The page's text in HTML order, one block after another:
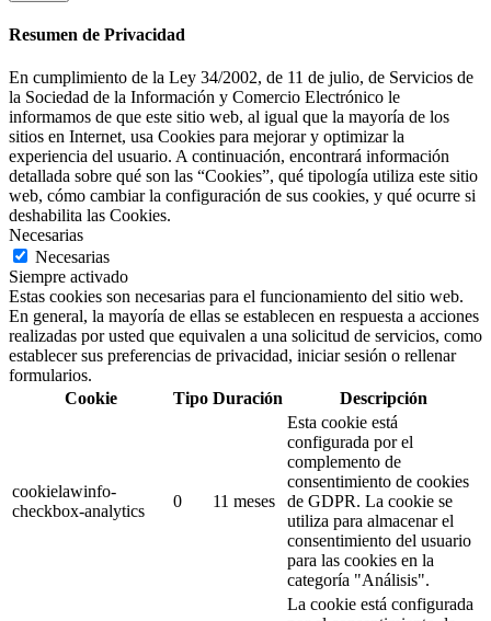
Resumen de Privacidad
En cumplimiento de la Ley 34/2002, de 11 de julio, de Servicios de
la Sociedad de la Información y Comercio Electrónico le
informamos de que este sitio web, al igual que la mayoría de los
sitios en Internet, usa Cookies para mejorar y optimizar la
experiencia del usuario. A continuación, encontrará información
detallada sobre qué son las “Cookies”, qué tipología utiliza este sitio
web, cómo cambiar la configuración de sus cookies, y qué ocurre si
deshabilita las Cookies.
Necesarias
Necesarias
Siempre activado
Estas cookies son necesarias para el funcionamiento del sitio web.
En general, la mayoría de ellas se establecen en respuesta a acciones
realizadas por usted que equivalen a una solicitud de servicios, como
establecer sus preferencias de privacidad, iniciar sesión o rellenar
formularios.
Cookie
Tipo Duración Descripción
cookielawinfo-
checkbox-analytics
0 11 meses
Esta cookie está
configurada por el
complemento de
consentimiento de cookies
de GDPR. La cookie se
utiliza para almacenar el
consentimiento del usuario
para las cookies en la
categoría "Análisis".
La cookie está configurada